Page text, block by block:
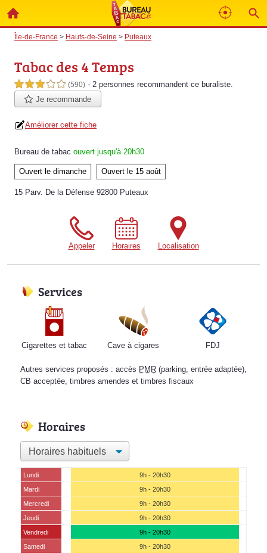
Île-de-France > Hauts-de-Seine > Puteaux
Tabac des 4 Temps
3,0 étoiles sur 5 (590) - 2 personnes recommandent ce buraliste.
Je recommande
Améliorer cette fiche
Bureau de tabac ouvert jusqu'à 20h30
Ouvert le dimanche Ouvert le 15 août
15 Parv. De la Défense 92800 Puteaux
Appeler Horaires Localisation
Services
Cigarettes et tabac Cave à cigares FDJ
Autres services proposés : accès PMR (parking, entrée adaptée),
CB acceptée, timbres amendes et timbres fiscaux
Horaires
Lundi
9h - 20h30
Mardi
9h - 20h30
Mercredi
9h - 20h30
Jeudi
9h - 20h30
Vendredi
9h - 20h30
Samedi
9h - 20h30